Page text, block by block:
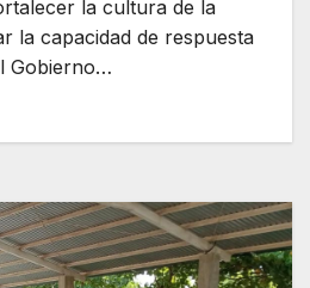
la cultura de la
la capacidad de respuesta
Gobierno…